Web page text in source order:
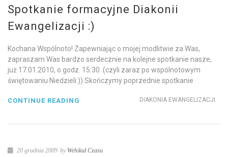
Spotkanie formacyjne Diakonii
Ewangelizacji :)
Kochana Wspólnoto! Zapewniając o mojej modlitwie za Was,
zapraszam Was bardzo serdecznie na kolejne spotkanie nasze,
już 17.01.2010, o godz. 15:30. (czyli zaraz po wspólnotowym
świętowaniu Niedzieli:)) Skończymy poprzednie spotkanie
DIAKONIA EWANGELIZACJI
CONTINUE READING
20 grudnia 2009 by Wehikuł Czasu